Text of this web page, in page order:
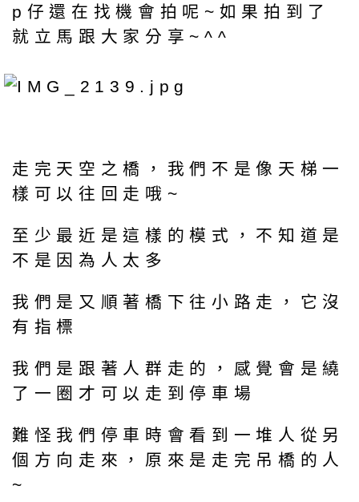
p仔還在找機會拍呢~如果拍到了
就立馬跟大家分享~^^
走完天空之橋，我們不是像天梯一
樣可以往回走哦~
至少最近是這樣的模式，不知道是
不是因為人太多
我們是又順著橋下往小路走，它沒
有指標
我們是跟著人群走的，感覺會是繞
了一圈才可以走到停車場
難怪我們停車時會看到一堆人從另
個方向走來，原來是走完吊橋的人
~